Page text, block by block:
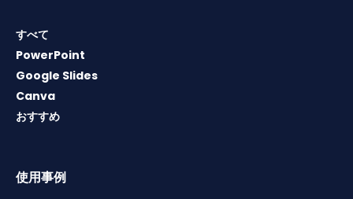
すべて
PowerPoint
Google Slides
Canva
おすすめ
使用事例